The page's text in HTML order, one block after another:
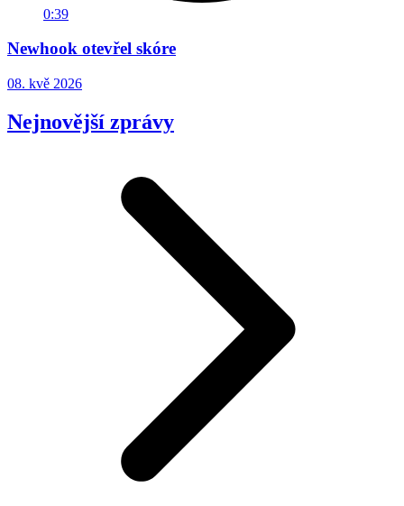
0:39
Newhook otevřel skóre
08. kvě 2026
Nejnovější zprávy